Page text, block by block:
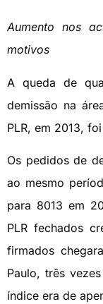
Aumento nos
motivos
A queda de
demissão na
PLR, em 2013,
Os pedidos de
ao mesmo
para 8013 em
PLR fechados
firmados
Paulo, três
índice era de